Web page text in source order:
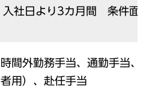
入社日より3カ月間 条件面の
時間外勤務手当、通勤手当、
者用）、赴任手当